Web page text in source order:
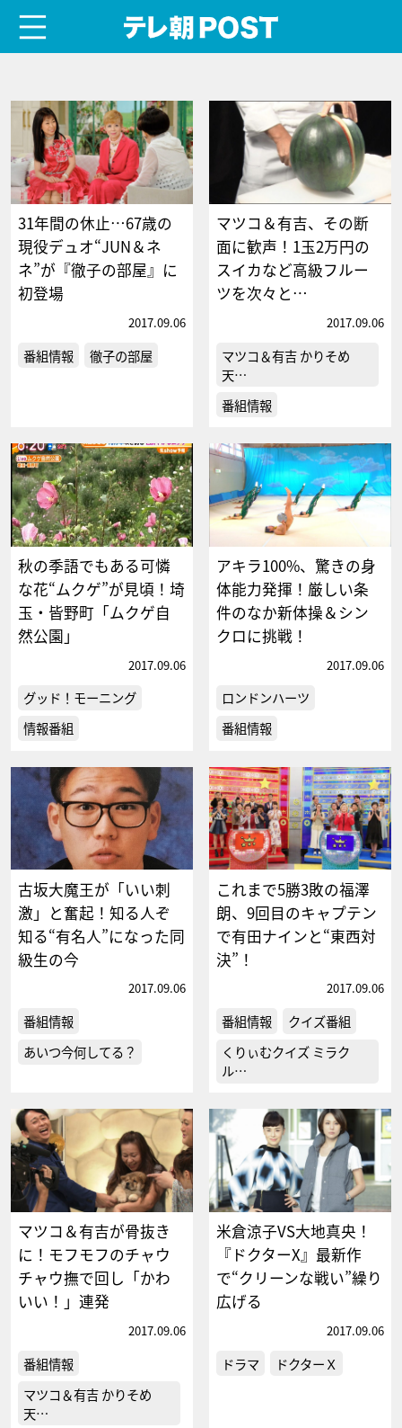
31年間の休止…67歳の
現役デュオ“JUN＆ネ
ネ”が『徹子の部屋』に
初登場
2017.09.06
番組情報 徹子の部屋
マツコ＆有吉、その断
面に歓声！1玉2万円の
スイカなど高級フルー
ツを次々と…
2017.09.06
マツコ＆有吉 かりそめ
天…
番組情報
秋の季語でもある可憐
な花“ムクゲ”が見頃！埼
玉・皆野町「ムクゲ自
然公園」
2017.09.06
グッド！モーニング
情報番組
アキラ100%、驚きの身
体能力発揮！厳しい条
件のなか新体操＆シン
クロに挑戦！
2017.09.06
ロンドンハーツ
番組情報
古坂大魔王が「いい刺
激」と奮起！知る人ぞ
知る“有名人”になった同
級生の今
2017.09.06
番組情報
あいつ今何してる？
これまで5勝3敗の福澤
朗、9回目のキャプテン
で有田ナインと“東西対
決”！
2017.09.06
番組情報
クイズ番組
くりぃむクイズ ミラク
ル…
マツコ＆有吉が骨抜き
に！モフモフのチャウ
チャウ撫で回し「かわ
いい！」連発
2017.09.06
番組情報
マツコ＆有吉 かりそめ
天…
米倉涼子VS大地真央！
『ドクターX』最新作
で“クリーンな戦い”繰り
広げる
2017.09.06
ドラマ ドクターＸ